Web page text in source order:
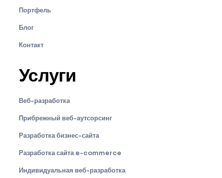
Портфель
Блог
Контакт
Услуги
Веб-разработка
Прибрежный веб-аутсорсинг
Разработка бизнес-сайта
Разработка сайта e-commerce
Индивидуальная веб-разработка